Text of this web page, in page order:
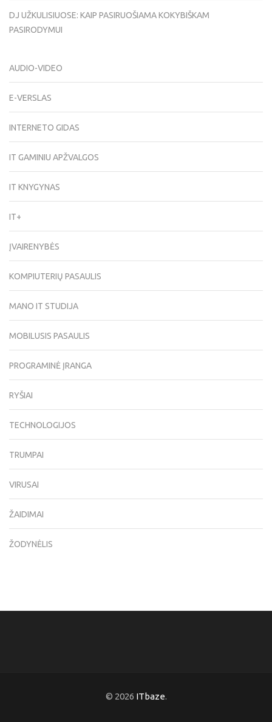
DJ UŽKULISIUOSE: KAIP PASIRUOŠIAMA KOKYBIŠKAM
PASIRODYMUI
AUDIO-VIDEO
E-VERSLAS
INTERNETO GIDAS
IT GAMINIU APŽVALGOS
IT KNYGYNAS
IT+
ĮVAIRENYBĖS
KOMPIUTERIŲ PASAULIS
MANO IT STUDIJA
MOBILUSIS PASAULIS
PROGRAMINĖ ĮRANGA
RYŠIAI
TECHNOLOGIJOS
TRUMPAI
VIRUSAI
ŽAIDIMAI
ŽODYNĖLIS
© 2026 ITbaze.